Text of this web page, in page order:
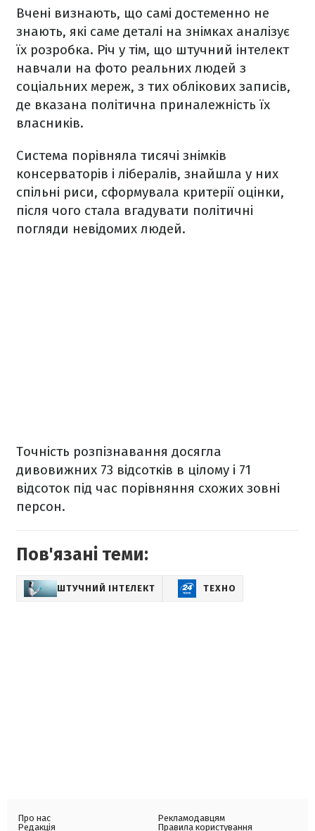
Вчені визнають, що самі достеменно не
знають, які саме деталі на знімках аналізує
їх розробка. Річ у тім, що штучний інтелект
навчали на фото реальних людей з
соціальних мереж, з тих облікових записів,
де вказана політична приналежність їх
власників.
Система порівняла тисячі знімків
консерваторів і лібералів, знайшла у них
спільні риси, сформувала критерії оцінки,
після чого стала вгадувати політичні
погляди невідомих людей.
Точність розпізнавання досягла
дивовижних 73 відсотків в цілому і 71
відсоток під час порівняння схожих зовні
персон.
Пов'язані теми:
ШТУЧНИЙ ІНТЕЛЕКТ ТЕХНО
Про нас
Редакція
Рекламодавцям
Правила користування